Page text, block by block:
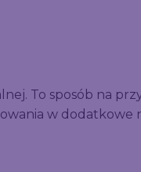
To sposób na
w dodatkowe